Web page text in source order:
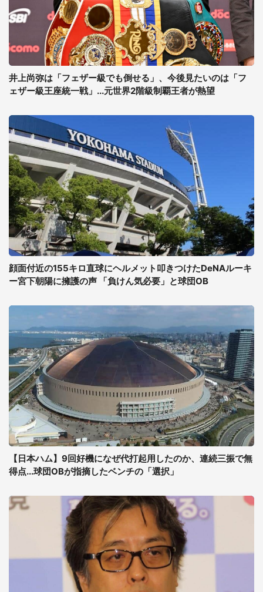
井上尚弥は「フェザー級でも倒せる」、今後見たいのは「フ
ェザー級王座統一戦」...元世界2階級制覇王者が熱望
顔面付近の155キロ直球にヘルメット叩きつけたDeNAルーキ
ー宮下朝陽に擁護の声 「負けん気必要」と球団OB
【日本ハム】9回好機になぜ代打起用したのか、連続三振で無
得点...球団OBが指摘したベンチの「選択」